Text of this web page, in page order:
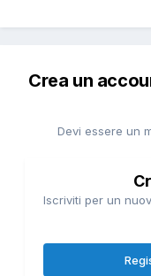
Crea un
Devi essere un
Iscriviti per un